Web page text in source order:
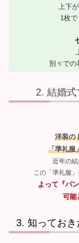
上下
1枚
別々での
結婚式
洋装の
「準礼服
近年の
この「準礼服
よって『パ
可能
知ってお